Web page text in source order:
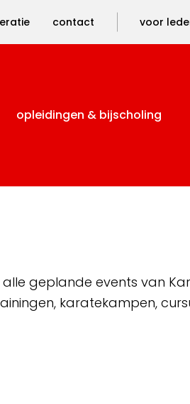
contact voor
opleidingen & bijscholing
geplande events van
karatekampen,